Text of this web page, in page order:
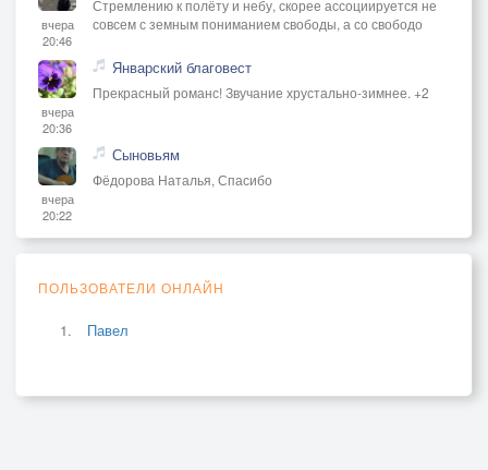
вчера
20:46
Стремлению к полёту и небу, скорее ассоциируется не
совсем с земным пониманием свободы, а со свободо
вчера
20:36
Январский благовест
Прекрасный романс! Звучание хрустально-зимнее. +2
вчера
20:22
Сыновьям
Фёдорова Наталья, Спасибо
ПОЛЬЗОВАТЕЛИ ОНЛАЙН
Павел